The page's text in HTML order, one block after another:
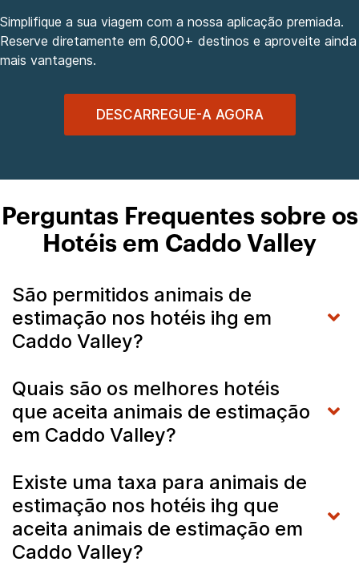
Simplifique a sua viagem com a nossa aplicação premiada.
Reserve diretamente em 6,000+ destinos e aproveite ainda
mais vantagens.
DESCARREGUE-A AGORA
Perguntas Frequentes sobre os
Hotéis em Caddo Valley
São permitidos animais de
estimação nos hotéis ihg em
Caddo Valley?
Quais são os melhores hotéis
que aceita animais de estimação
em Caddo Valley?
Existe uma taxa para animais de
estimação nos hotéis ihg que
aceita animais de estimação em
Caddo Valley?